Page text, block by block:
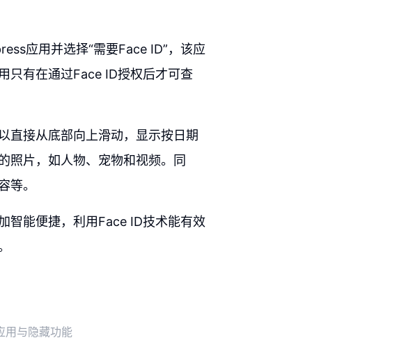
应用并选择“需要Face ID”，该应
只有在通过Face ID授权后才可查
直接从底部向上滑动，显示按日期
照片，如人物、宠物和视频。同
等。
智能便捷，利用Face ID技术能有效
用与隐藏功能